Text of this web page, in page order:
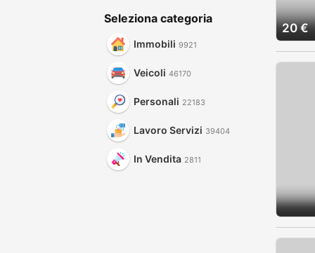
Seleziona categoria
Immobili 9921
Veicoli 46170
Personali 22183
Lavoro Servizi 39404
In Vendita 2811
20 €